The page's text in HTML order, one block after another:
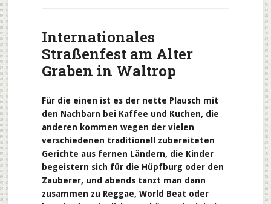
Internationales
Straßenfest am Alter
Graben in Waltrop
Für die einen ist es der nette Plausch mit
den Nachbarn bei Kaffee und Kuchen, die
anderen kommen wegen der vielen
verschiedenen traditionell zubereiteten
Gerichte aus fernen Ländern, die Kinder
begeistern sich für die Hüpfburg oder den
Zauberer, und abends tanzt man dann
zusammen zu Reggae, World Beat oder